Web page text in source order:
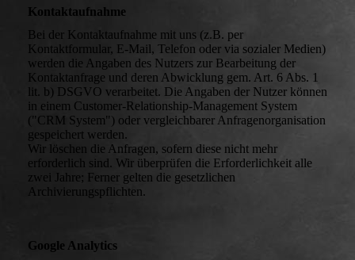
Kontaktaufnahme
Bei der Kontaktaufnahme mit uns (z.B. per
Kontaktformular, E-Mail, Telefon oder via sozialer Medien)
werden die Angaben des Nutzers zur Bearbeitung der
Kontaktanfrage und deren Abwicklung gem. Art. 6 Abs. 1
lit. b) DSGVO verarbeitet. Die Angaben der Nutzer können
in einem Customer-Relationship-Management System
("CRM System") oder vergleichbarer Anfragenorganisation
gespeichert werden.
Wir löschen die Anfragen, sofern diese nicht mehr
erforderlich sind. Wir überprüfen die Erforderlichkeit alle
zwei Jahre; Ferner gelten die gesetzlichen
Archivierungspflichten.
Google Analytics